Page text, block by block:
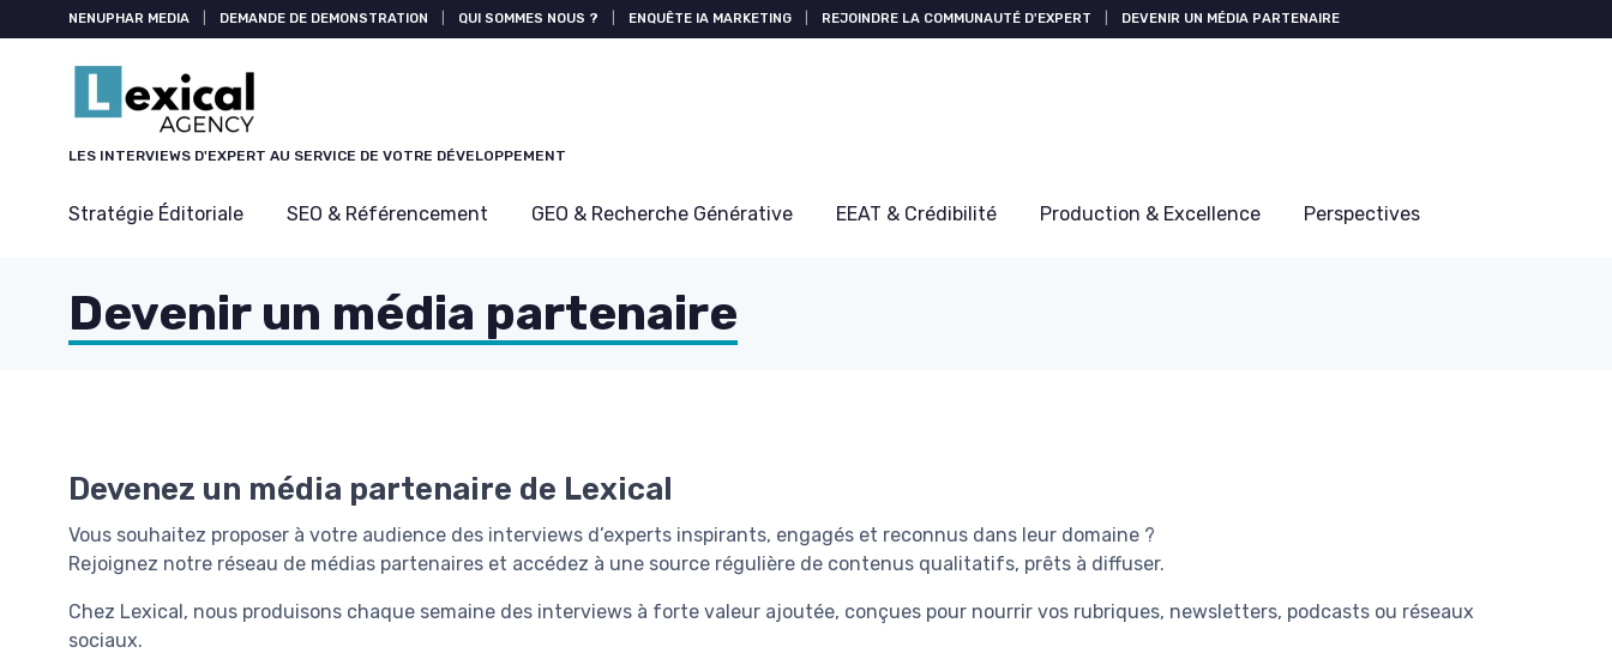
NENUPHAR MEDIA DEMANDE DE DEMONSTRATION QUI SOMMES NOUS ? ENQUÊTE IA MARKETING REJOINDRE LA COMMUNAUTÉ D'EXPERT DEVENIR UN MÉDIA PARTENAIRE
LES INTERVIEWS D'EXPERT AU SERVICE DE VOTRE DÉVELOPPEMENT
Stratégie Éditoriale SEO & Référencement GEO & Recherche Générative EEAT & Crédibilité Production & Excellence Perspectives
Devenir un média partenaire
Devenez un média partenaire de Lexical
Vous souhaitez proposer à votre audience des interviews d’experts inspirants, engagés et reconnus dans leur domaine ?
Rejoignez notre réseau de médias partenaires et accédez à une source régulière de contenus qualitatifs, prêts à diffuser.
Chez Lexical, nous produisons chaque semaine des interviews à forte valeur ajoutée, conçues pour nourrir vos rubriques, newsletters, podcasts ou réseaux
sociaux.
Panneau de gestion des cookies